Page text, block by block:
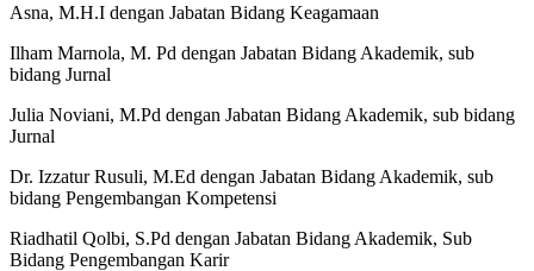
Asna, M.H.I dengan Jabatan Bidang Keagamaan
Ilham Marnola, M. Pd dengan Jabatan Bidang Akademik, sub
bidang Jurnal
Julia Noviani, M.Pd dengan Jabatan Bidang Akademik, sub bidang
Jurnal
Dr. Izzatur Rusuli, M.Ed dengan Jabatan Bidang Akademik, sub
bidang Pengembangan Kompetensi
Riadhatil Qolbi, S.Pd dengan Jabatan Bidang Akademik, Sub
Bidang Pengembangan Karir